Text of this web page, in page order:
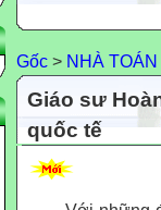
Gốc > NHÀ
Giáo sư
quốc tế